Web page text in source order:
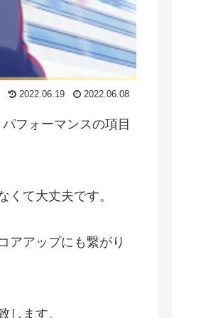
2022.06.19 2022.06.08
フォーマンスの項目
て大丈夫です。
アアップにも繋がり
します。